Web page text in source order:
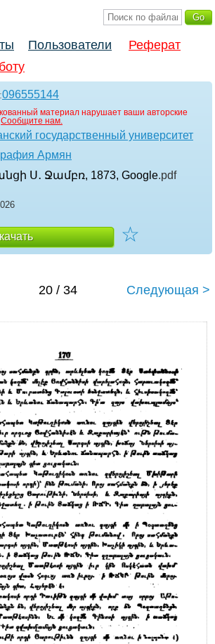
Пользователи
Реферат
096555144
материал нарушает ваши авторские
Сообщите нам.
государственный университет
Армян
Ս․ Ջամբռ, 1873, Google.pdf
☆
20 / 34 Следующая >